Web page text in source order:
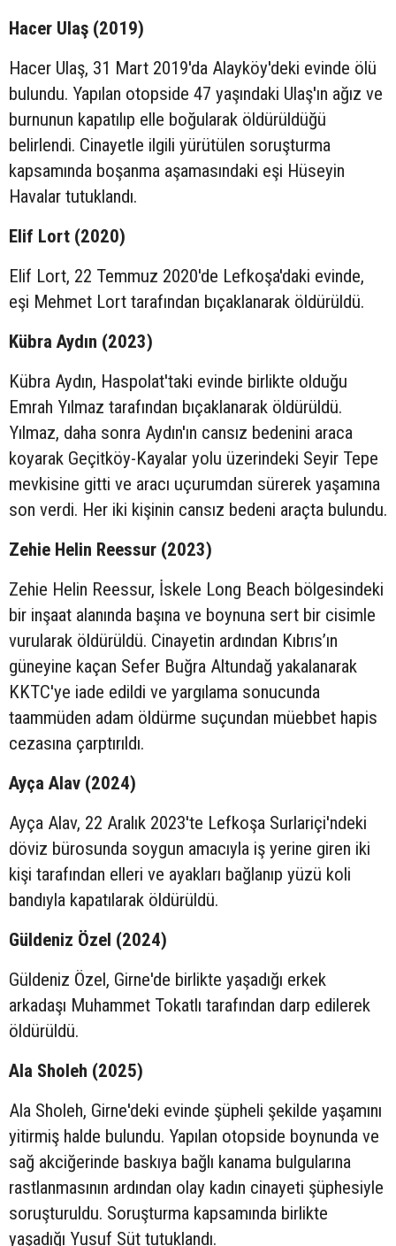
Hacer Ulaş (2019)
Hacer Ulaş, 31 Mart 2019'da Alayköy'deki evinde ölü
bulundu. Yapılan otopside 47 yaşındaki Ulaş'ın ağız ve
burnunun kapatılıp elle boğularak öldürüldüğü
belirlendi. Cinayetle ilgili yürütülen soruşturma
kapsamında boşanma aşamasındaki eşi Hüseyin
Havalar tutuklandı.
Elif Lort (2020)
Elif Lort, 22 Temmuz 2020'de Lefkoşa'daki evinde,
eşi Mehmet Lort tarafından bıçaklanarak öldürüldü.
Kübra Aydın (2023)
Kübra Aydın, Haspolat'taki evinde birlikte olduğu
Emrah Yılmaz tarafından bıçaklanarak öldürüldü.
Yılmaz, daha sonra Aydın'ın cansız bedenini araca
koyarak Geçitköy-Kayalar yolu üzerindeki Seyir Tepe
mevkisine gitti ve aracı uçurumdan sürerek yaşamına
son verdi. Her iki kişinin cansız bedeni araçta bulundu.
Zehie Helin Reessur (2023)
Zehie Helin Reessur, İskele Long Beach bölgesindeki
bir inşaat alanında başına ve boynuna sert bir cisimle
vurularak öldürüldü. Cinayetin ardından Kıbrıs’ın
güneyine kaçan Sefer Buğra Altundağ yakalanarak
KKTC'ye iade edildi ve yargılama sonucunda
taammüden adam öldürme suçundan müebbet hapis
cezasına çarptırıldı.
Ayça Alav (2024)
Ayça Alav, 22 Aralık 2023'te Lefkoşa Surlariçi'ndeki
döviz bürosunda soygun amacıyla iş yerine giren iki
kişi tarafından elleri ve ayakları bağlanıp yüzü koli
bandıyla kapatılarak öldürüldü.
Güldeniz Özel (2024)
Güldeniz Özel, Girne'de birlikte yaşadığı erkek
arkadaşı Muhammet Tokatlı tarafından darp edilerek
öldürüldü.
Ala Sholeh (2025)
Ala Sholeh, Girne'deki evinde şüpheli şekilde yaşamını
yitirmiş halde bulundu. Yapılan otopside boynunda ve
sağ akciğerinde baskıya bağlı kanama bulgularına
rastlanmasının ardından olay kadın cinayeti şüphesiyle
soruşturuldu. Soruşturma kapsamında birlikte
yaşadığı Yusuf Süt tutuklandı.